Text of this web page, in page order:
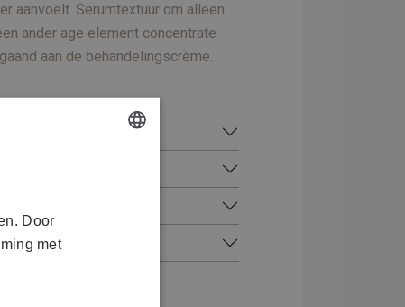
aanvoelt. Serumtextuur om alleen
ander age element concentrate
aan de behandelingscrème.
Door
met